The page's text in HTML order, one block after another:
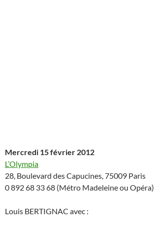
Mercredi 15 février 2012
L’Olympia
28, Boulevard des Capucines, 75009 Paris
0 892 68 33 68 (Métro Madeleine ou Opéra)
Louis BERTIGNAC avec :